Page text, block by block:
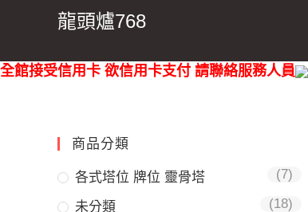
龍頭爐768
全館接受信用卡 欲信用卡支付 請聯絡服務人員
商品分類
各式塔位 牌位 靈骨塔 (7)
未分類 (18)